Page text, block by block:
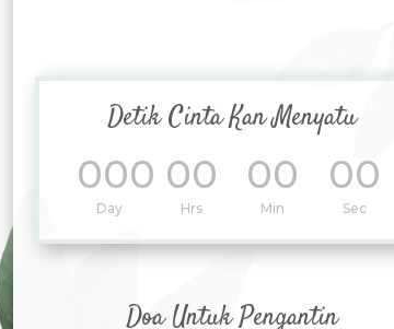
Detik Cinta Kan Menyatu
000
Day
00
Hrs
00
Min
00
Sec
Doa Untuk Pengantin